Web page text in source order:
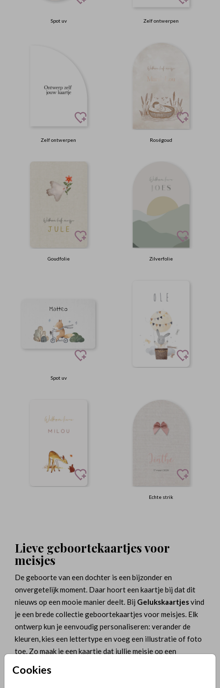
Cookies
Spot uv Zelf ontwerpen
Zelf ontwerpen Roségoud
Goudfolie Zilverfolie
Spot uv
Echte strik
Lieve geboortekaartjes voor
meisjes
De geboorte van een dochter is een bijzonder en
onvergetelijk moment. Daar hoort een kaartje bij dat dit
nieuws op een mooie manier deelt. Bij Gelukskaartjesvind
je een brede collectie geboortekaartjes voor meisjes. Elk
ontwerp kun je eenvoudig personaliseren: verander de
kleuren, kies een lettertype en voeg een illustratie of foto
toe. Zo maak je een kaartje dat jullie meisje op een